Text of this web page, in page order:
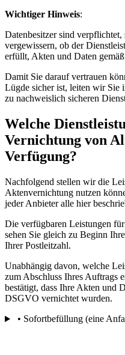
Wichtiger Hinweis:
Datenbesitzer sind
vergewissern, ob der
erfüllt, Akten und Daten
Damit Sie darauf vertrauen
Lügde sicher ist, leiten wir Sie
zu nachweislich sicheren
Welche
Vernichtung von
Verfügung?
Nachfolgend stellen wir die
Aktenvernichtung nutzen
jeder Anbieter alle hier
Die verfügbaren Leistungen
sehen Sie gleich zu Beginn
Ihrer Postleitzahl.
Unabhängig davon, welche
zum Abschluss Ihres Auftrags
bestätigt, dass Ihre Akten und
DSGVO vernichtet wurden.
• Sofortbefüllung (eine